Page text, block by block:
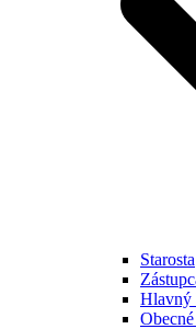
Starosta
Hlavný